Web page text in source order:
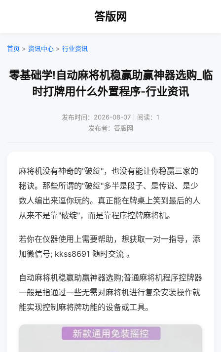
答版网
首页 > 资讯中心 > 行业资讯
零基础学!自动麻将机稳赢助赢神器选购_临
时打牌用什么外置程序-行业资讯
发布时间：2026-08-07｜阅读：1
发布者：答版网
麻将机没有神奇的"破绽"，也没有能让你稳赢三家的
秘诀。那些所谓的"破绽"多半是段子、是传说、是少
数人编出来逗你玩的。真正能在牌桌上笑到最后的人
从来不是靠"破绽"，而是靠程序控牌麻将机。
若你在仪器使用上需要帮助，想获取一对一指导，添
加微信号; kkss8691 随时交流 。
自动麻将机稳赢助赢神器选购;普通麻将机程序控牌器
一般是指通过一些无需对麻将机进行复杂安装操作就
能实现控制麻将牌功能的设备或工具。